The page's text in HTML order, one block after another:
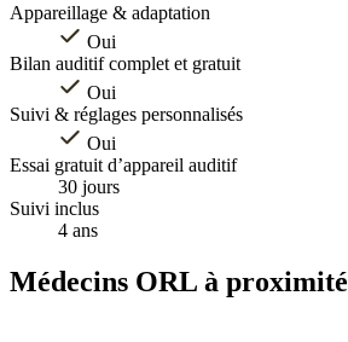
Appareillage & adaptation
Oui
Bilan auditif complet et gratuit
Oui
Suivi & réglages personnalisés
Oui
Essai gratuit d’appareil auditif
30 jours
Suivi inclus
4 ans
Médecins ORL à proximité